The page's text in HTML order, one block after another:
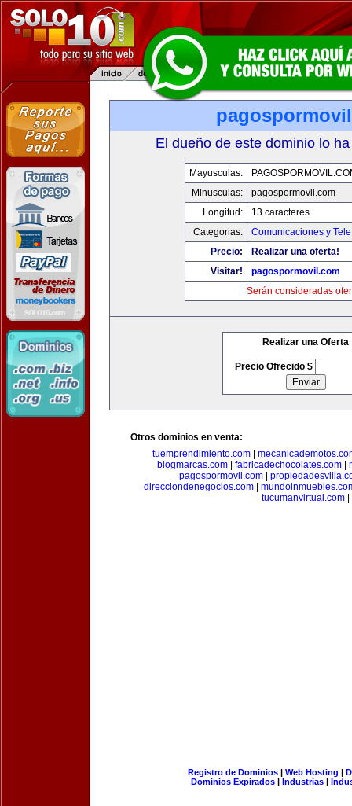
El dueño de este dominio lo
Mayusculas:
Minusculas:
pagospormovil.com
Longitud:
13 caracteres
Categorias:
Comunicaciones y
Precio:
Realizar una oferta!
Visitar!
pagospormovil.com
Serán consideradas
Realizar una Oferta
Precio Ofrecido $
Otros dominios en venta:
tuemprendimiento.com
blogmarcas.com
fabricadechocolates.com
pagospormovil.com
direcciondenegocios.com
tucumanvirtual.com
Registro de Dominios| Web Hosting |
Dominios Expirados | Industrias |